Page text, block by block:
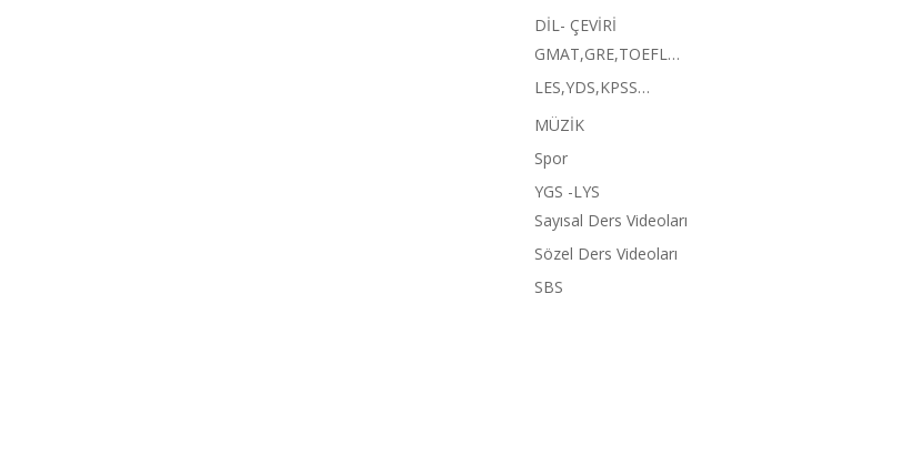
DİL- ÇEVİRİ
GMAT,GRE,TOEFL…
LES,YDS,KPSS…
MÜZİK
Spor
YGS -LYS
Sayısal Ders Videoları
Sözel Ders Videoları
SBS